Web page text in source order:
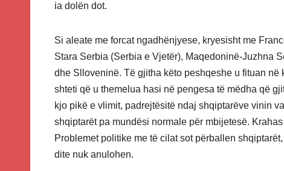
ia dolën dot.
Si aleate me forcat ngadhënjyese, kryesisht me
Stara Serbia (Serbia e Vjetër), Maqedoninë-Juzhna
dhe Slloveninë. Të gjitha këto peshqeshe u fituan
shteti që u themelua hasi në pengesa të mëdha që
kjo pikë e vlimit, padrejtësitë ndaj shqiptarëve vinin
shqiptarët pa mundësi normale për mbijetesë.
Problemet politike me të cilat sot përballen
dite nuk anulohen.